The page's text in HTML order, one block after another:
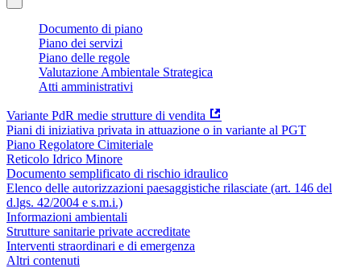
Documento di piano
Piano dei servizi
Piano delle regole
Valutazione Ambientale Strategica
Atti amministrativi
Variante PdR medie strutture di vendita
Piani di iniziativa privata in attuazione o in variante al PGT
Piano Regolatore Cimiteriale
Reticolo Idrico Minore
Documento semplificato di rischio idraulico
Elenco delle autorizzazioni paesaggistiche rilasciate (art. 146 del
d.lgs. 42/2004 e s.m.i.)
Informazioni ambientali
Strutture sanitarie private accreditate
Interventi straordinari e di emergenza
Altri contenuti